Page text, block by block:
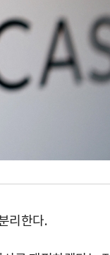
리한다.